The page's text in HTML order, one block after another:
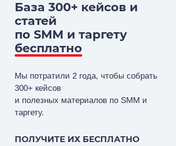
База 300+ кейсов и
статей
по SMM и таргету
бесплатно
Мы потратили 2 года, чтобы собрать
300+ кейсов
и полезных материалов по SMM и
таргету.
ПОЛУЧИТЕ ИХ БЕСПЛАТНО